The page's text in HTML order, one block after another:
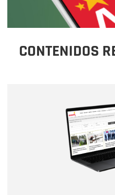
CONTENIDOS
Correo electrónico
Tipo de comentario